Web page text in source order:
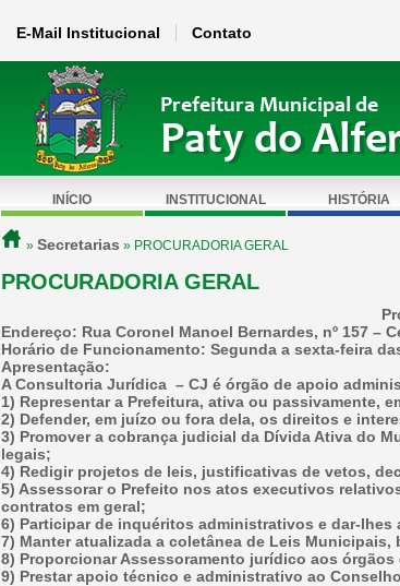
E-Mail Institucional Contato
Prefeitura Municipal de
Paty do
INÍCIO INSTITUCIONAL HISTÓRIA
» Secretarias » PROCURADORIA GERAL
PROCURADORIA GERAL
Endereço: Rua Coronel Manoel Bernardes, nº 157 –
Horário de Funcionamento: Segunda a sexta-feira
Apresentação:
A Consultoria Jurídica – CJ é órgão de apoio
1) Representar a Prefeitura, ativa ou passivamente,
2) Defender, em juízo ou fora dela, os direitos e
3) Promover a cobrança judicial da Dívida Ativa do
legais;
4) Redigir projetos de leis, justificativas de vetos,
5) Assessorar o Prefeito nos atos executivos
contratos em geral;
6) Participar de inquéritos administrativos e dar-
7) Manter atualizada a coletânea de Leis
8) Proporcionar Assessoramento jurídico aos órgãos
9) Prestar apoio técnico e administrativo ao